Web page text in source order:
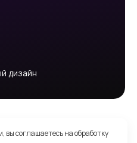
дизайн
данных
соглашаетесь на обработку